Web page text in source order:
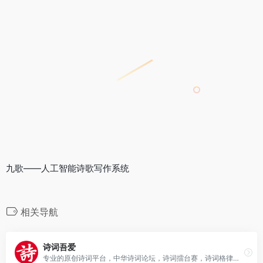
九歌——人工智能诗歌写作系统
相关导航
诗词吾爱
专业的原创诗词平台，中华诗词论坛，诗词擂台赛，诗词格律检测APP(平水韵、词林正韵、中华新韵)，写诗填词利器，钦定词谱电子版